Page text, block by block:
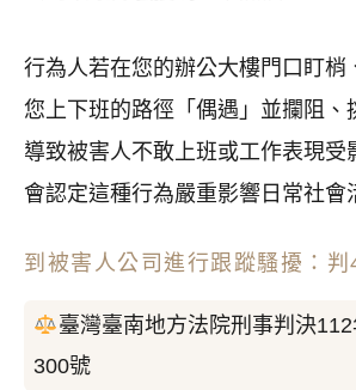
行為人若在您的辦公大樓門口盯梢
您上下班的路徑「偶遇」並攔阻、
導致被害人不敢上班或工作表現受
會認定這種行為嚴重影響日常社會
到被害人公司進行跟蹤騷擾：判
臺灣臺南地方法院刑事判決
300號